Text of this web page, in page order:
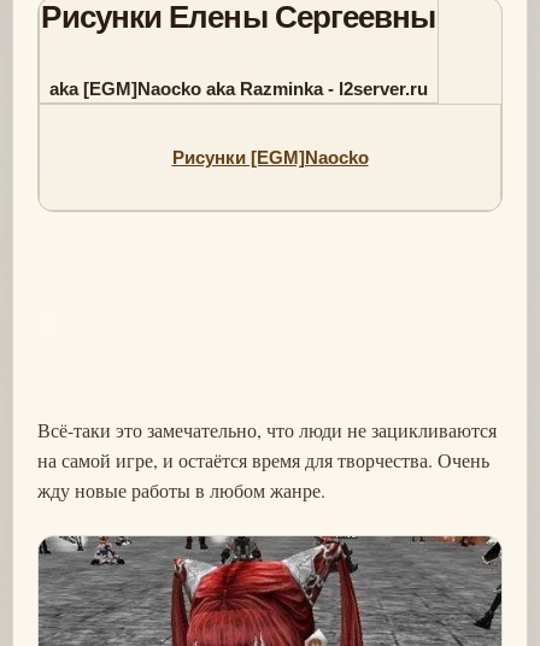
Рисунки Елены Сергеевны
aka [EGM]Naocko aka Razminka - l2server.ru
Рисунки [EGM]Naocko
Всё-таки это замечательно, что люди не зацикливаются
на самой игре, и остаётся время для творчества. Очень
жду новые работы в любом жанре.